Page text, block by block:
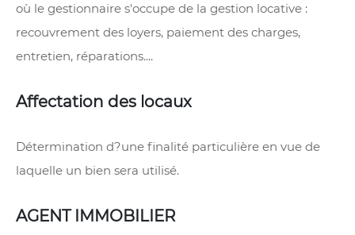
où le gestionnaire s'occupe de la gestion locative :
recouvrement des loyers, paiement des charges,
entretien, réparations....
Affectation des locaux
Détermination d?une finalité particulière en vue de
laquelle un bien sera utilisé.
AGENT IMMOBILIER